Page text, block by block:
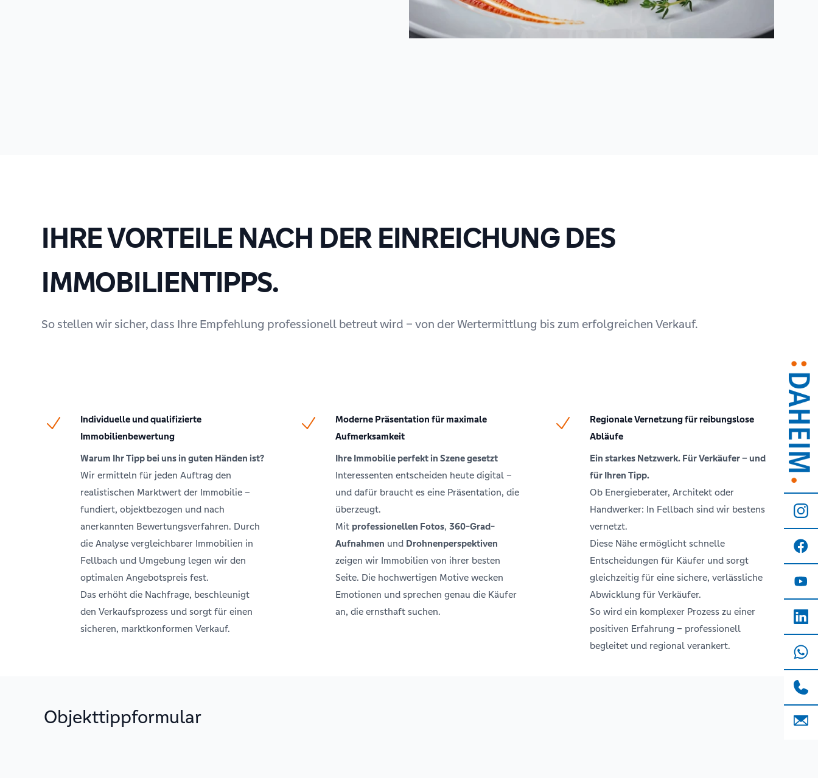
IHRE VORTEILE NACH DER EINREICHUNG DES
IMMOBILIENTIPPS.
So stellen wir sicher, dass Ihre Empfehlung professionell betreut wird – von der Wertermittlung bis zum erfolgreichen Verkauf.
Individuelle und qualifizierte
Immobilienbewertung
Warum Ihr Tipp bei uns in guten Händen ist?
Wir ermitteln für jeden Auftrag den
realistischen Marktwert der Immobilie –
fundiert, objektbezogen und nach
anerkannten Bewertungsverfahren. Durch
die Analyse vergleichbarer Immobilien in
Fellbach und Umgebung legen wir den
optimalen Angebotspreis fest.
Das erhöht die Nachfrage, beschleunigt
den Verkaufsprozess und sorgt für einen
sicheren, marktkonformen Verkauf.
Moderne Präsentation für maximale
Aufmerksamkeit
Ihre Immobilie perfekt in Szene gesetzt
Interessenten entscheiden heute digital –
und dafür braucht es eine Präsentation, die
überzeugt.
Mit professionellen Fotos, 360-Grad-
Aufnahmen und Drohnenperspektiven
zeigen wir Immobilien von ihrer besten
Seite. Die hochwertigen Motive wecken
Emotionen und sprechen genau die Käufer
an, die ernsthaft suchen.
Regionale Vernetzung für reibungslose
Abläufe
Ein starkes Netzwerk. Für Verkäufer – und
für Ihren Tipp.
Ob Energieberater, Architekt oder
Handwerker: In Fellbach sind wir bestens
vernetzt.
Diese Nähe ermöglicht schnelle
Entscheidungen für Käufer und sorgt
gleichzeitig für eine sichere, verlässliche
Abwicklung für Verkäufer.
So wird ein komplexer Prozess zu einer
positiven Erfahrung – professionell
begleitet und regional verankert.
Objekttippformular